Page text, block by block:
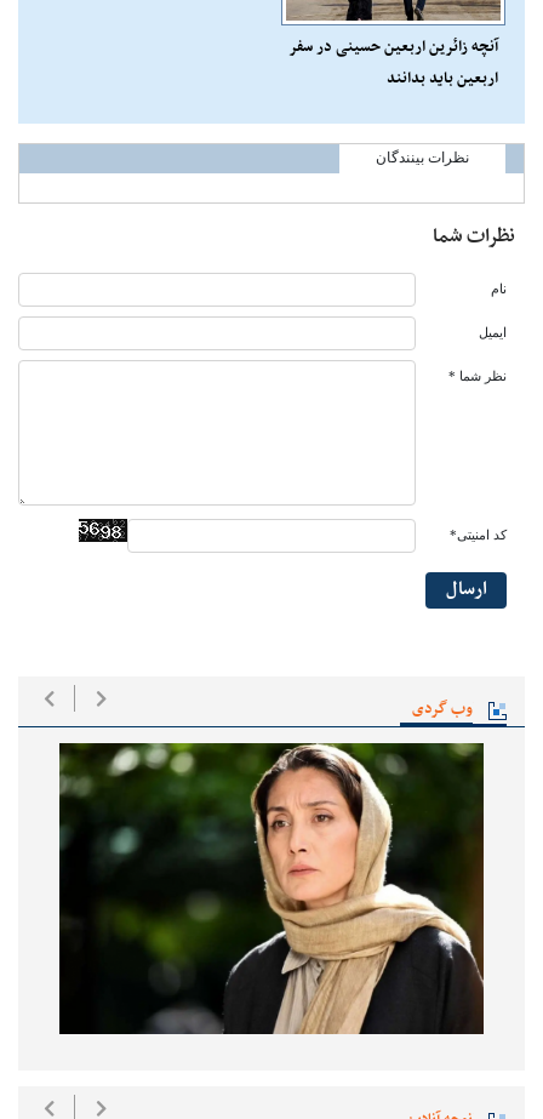
وب گردی
آنچه زائرین اربعین حسینی در سفر
اربعین باید بدانند
نظرات بینندگان
نظرات شما
نام
ایمیل
نظر شما *
کد امنیتی*
ارسال